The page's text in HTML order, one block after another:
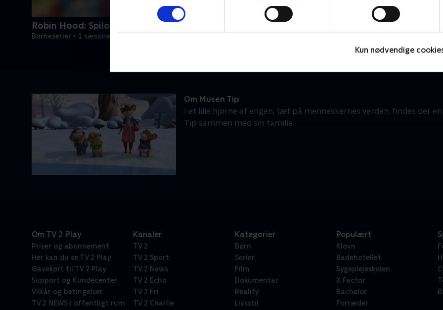
Kun nødvendige
Robin Hood: Spilopper i Sherwood-skoven
Børneserier • 1 sæsoner
Om Musen Tip
I et lille hjørne af engen, tæt på menneskernes verden, findes der
Tip sammen med sin familie.
Om TV 2 Play
Priser og abonnement
Her kan du se TV 2 Play
Gavekort til TV 2 Play
Support og Kundecenter
Vilkår og betingelser
TV 2 NEWS i offentligt rum
Kanaler
TV 2
TV 2 Sport
TV 2 News
TV 2 Echo
TV 2 Fri
TV 2 Charlie
Kategorier
Børn
Serier
Film
Dokumentar
Reality
Livsstil
Populært
Klovn
Badehotellet
Sygeplejeskolen
X Factor
Bachelor
Forræder